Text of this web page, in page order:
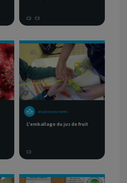
C2 C3
SÉQUENCE D'ACTIVITÉS
L'emballage du jus de fruit
C3